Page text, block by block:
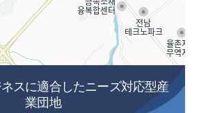
スに適合したニーズ対応型産
業団地